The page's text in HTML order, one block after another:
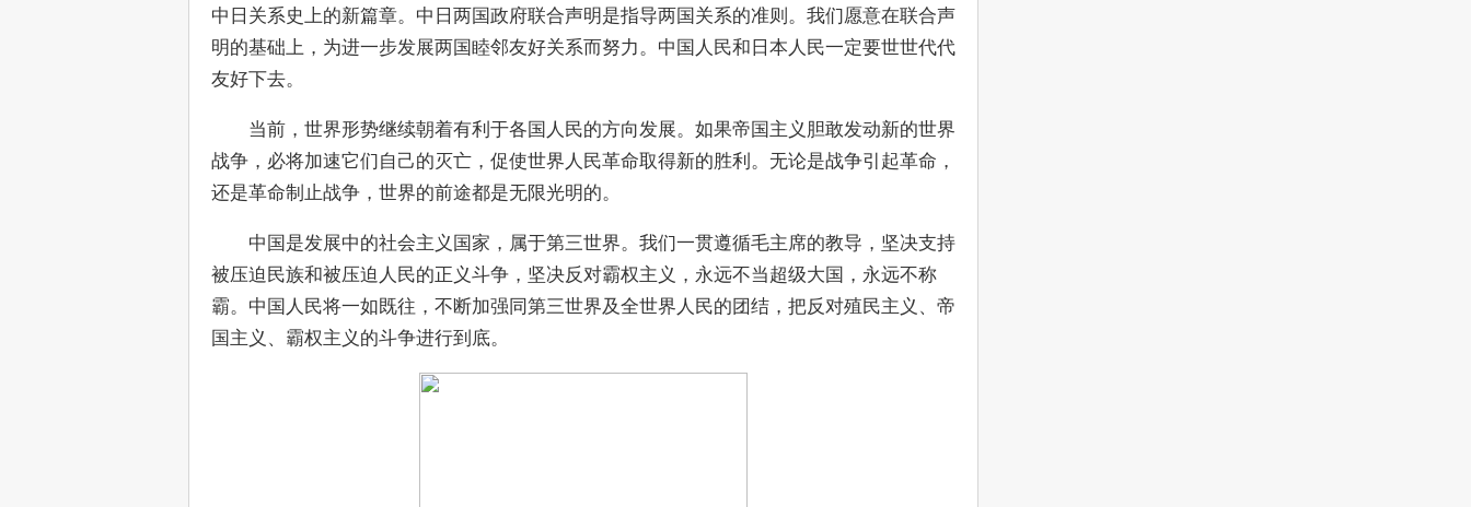
中日关系史上的新篇章。中日两国政府联合声明是指导两国关系的准则。我们愿意在联合声
明的基础上，为进一步发展两国睦邻友好关系而努力。中国人民和日本人民一定要世世代代
友好下去。
当前，世界形势继续朝着有利于各国人民的方向发展。如果帝国主义胆敢发动新的世界
战争，必将加速它们自己的灭亡，促使世界人民革命取得新的胜利。无论是战争引起革命，
还是革命制止战争，世界的前途都是无限光明的。
中国是发展中的社会主义国家，属于第三世界。我们一贯遵循毛主席的教导，坚决支持
被压迫民族和被压迫人民的正义斗争，坚决反对霸权主义，永远不当超级大国，永远不称
霸。中国人民将一如既往，不断加强同第三世界及全世界人民的团结，把反对殖民主义、帝
国主义、霸权主义的斗争进行到底。